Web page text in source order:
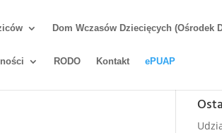
Dom Wczasów Dziecięcych (Ośrodek
RODO Kontakt ePUAP